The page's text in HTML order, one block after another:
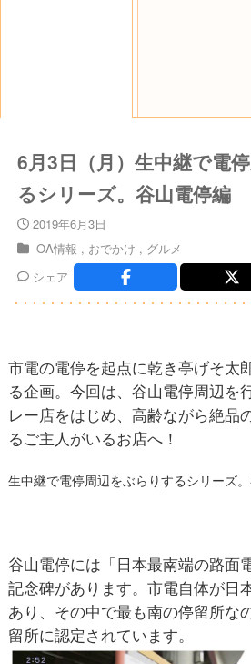
6月3日（月）生中継で電
るシリーズ。谷山電停編
2019年6月3日
OA情報
おでかけ
グルメ
シェア
市電の電停を起点に乾き亭げそ太
る企画。今回は、谷山電停周辺を
レー店をはじめ、高齢ながら絶品
るご主人がいるお店へ！
生中継で電停周辺をぶらりするシリーズ
谷山電停には「日本最南端の路面
記念碑があります。市電自体が日
あり、その中で最も南の停留所な
留所に認定されています。